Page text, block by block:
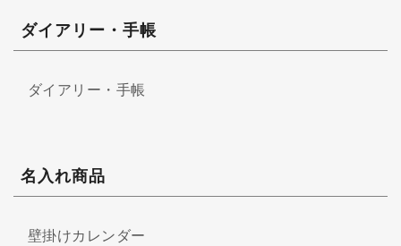
ダイアリー・手帳
ダイアリー・手帳
名入れ商品
壁掛けカレンダー